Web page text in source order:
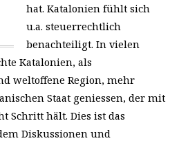
hat. Katalonien fühlt sich
u.a. steuerrechtlich
benachteiligt. In vielen
Katalonien, als
weltoffene Region, mehr
Staat geniessen, der mit
Schritt hält. Dies ist das
Diskussionen und